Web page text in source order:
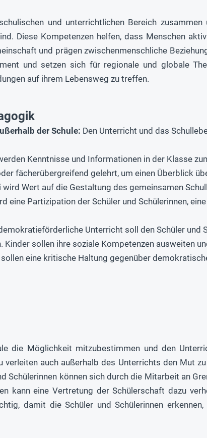
und unterrichtlichen Bereich
Diese Kompetenzen helfen, dass Menschen
und prägen zwischenmenschliche
und setzen sich für regionale und globale
auf ihrem Lebensweg zu treffen.
der Schule: Den Unterricht und das
Kenntnisse und Informationen in der Klasse
fächerübergreifend gelehrt, um einen Überblick
wird Wert auf die Gestaltung des gemeinsamen
eine Partizipation der Schüler und Schülerinnen,
Unterricht soll den Schüler und
sollen ihre soziale Kompetenzen ausweiten
eine kritische Haltung gegenüber
die Möglichkeit mitzubestimmen und den
auch außerhalb des Unterrichts den Mut
Schülerinnen können sich durch die Mitarbeit an
kann eine Vertretung der Schülerschaft dazu
damit die Schüler und Schülerinnen